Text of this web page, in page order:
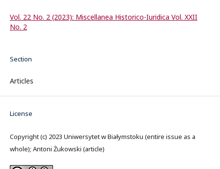
Vol. 22 No. 2 (2023): Miscellanea Historico-Iuridica Vol. XXII
No. 2
Section
Articles
License
Copyright (c) 2023 Uniwersytet w Białymstoku (entire issue as a
whole); Antoni Żukowski (article)